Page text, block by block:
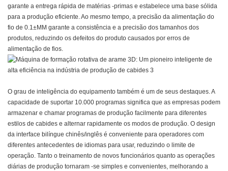
garante a entrega rápida de matérias -primas e estabelece uma base sólida
para a produção eficiente. Ao mesmo tempo, a precisão da alimentação do
fio de 0.1±MM garante a consistência e a precisão dos tamanhos dos
produtos, reduzindo os defeitos do produto causados por erros de
alimentação de fios.
O grau de inteligência do equipamento também é um de seus destaques. A
capacidade de suportar 10.000 programas significa que as empresas podem
armazenar e chamar programas de produção facilmente para diferentes
estilos de cabides e alternar rapidamente os modos de produção. O design
da interface bilíngue chinês/inglês é conveniente para operadores com
diferentes antecedentes de idiomas para usar, reduzindo o limite de
operação. Tanto o treinamento de novos funcionários quanto as operações
diárias de produção tornaram -se simples e convenientes, melhorando a